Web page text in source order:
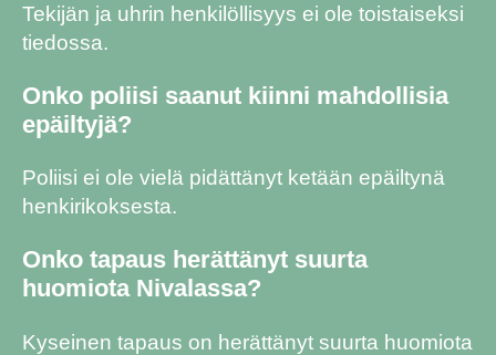
Tekijän ja uhrin henkilöllisyys ei ole toistaiseksi
tiedossa.
Onko poliisi saanut kiinni mahdollisia
epäiltyjä?
Poliisi ei ole vielä pidättänyt ketään epäiltynä
henkirikoksesta.
Onko tapaus herättänyt suurta
huomiota Nivalassa?
Kyseinen tapaus on herättänyt suurta huomiota